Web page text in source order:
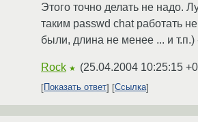
Этого точно делать не надо.
таким passwd chat работать
были, длина не менее ... и
Rock ★ (25.04.2004 10:25:15
Показать ответ Ссылка